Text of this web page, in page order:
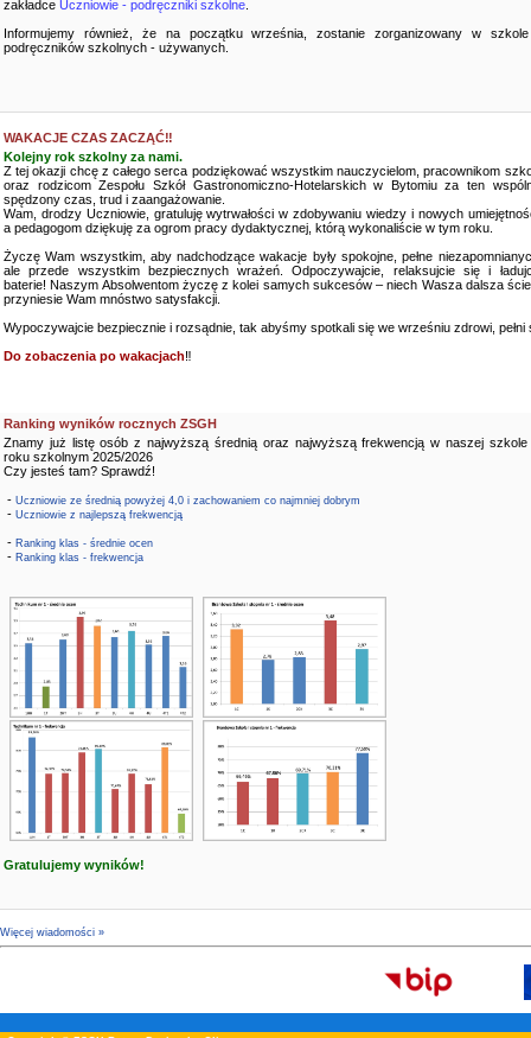
zakładce Uczniowie - podręczniki szkolne
Informujemy również, że na początku września, zostanie zorganizowany w
podręczników szkolnych - używanych.
WAKACJE CZAS ZACZĄĆ‼️
Kolejny rok szkolny za nami.
Z tej okazji chcę z całego serca podziękować wszystkim nauczycielom, pracownikom
oraz rodzicom Zespołu Szkół Gastronomiczno-Hotelarskich w Bytomiu za ten
spędzony czas, trud i zaangażowanie.
Wam, drodzy Uczniowie, gratuluję wytrwałości w zdobywaniu wiedzy i nowych
a pedagogom dziękuję za ogrom pracy dydaktycznej, którą wykonaliście w tym roku.
Życzę Wam wszystkim, aby nadchodzące wakacje były spokojne, pełne
ale przede wszystkim bezpiecznych wrażeń. Odpoczywajcie, relaksujcie się i
baterie! Naszym Absolwentom życzę z kolei samych sukcesów – niech Wasza dalsza
przyniesie Wam mnóstwo satysfakcji.
Wypoczywajcie bezpiecznie i rozsądnie, tak abyśmy spotkali się we wrześniu zdrowi, pełni
Do zobaczenia po wakacjach‼️
Ranking wyników rocznych ZSGH
Znamy już listę osób z najwyższą średnią oraz najwyższą frekwencją w naszej szkole
roku szkolnym 2025/2026
Czy jesteś tam? Sprawdź!
- Uczniowie ze średnią powyżej 4,0 i zachowaniem co najmniej dobrym
- Uczniowie z najlepszą frekwencją
- Ranking klas - średnie ocen
- Ranking klas - frekwencja
Gratulujemy wyników!
Więcej wiadomości »